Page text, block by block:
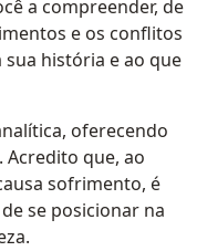
a compreender, de
e os conflitos
história e ao que
oferecendo
Acredito que, ao
sofrimento, é
se posicionar na